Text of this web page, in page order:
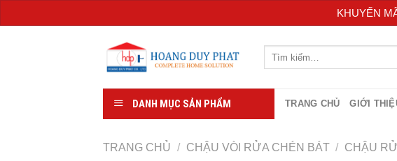
KHUYẾN
DANH MỤC SẢN PHẨM TRANG CHỦ GIỚI
TRANG CHỦ / CHẬU VÒI RỬA CHÉN BÁT / CHẬU